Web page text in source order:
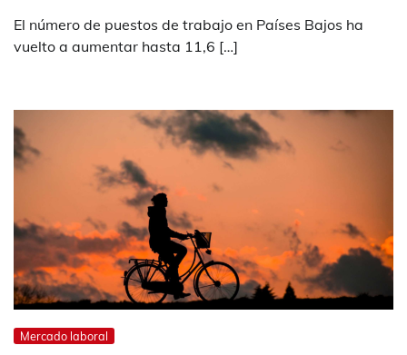
El número de puestos de trabajo en Países Bajos ha
vuelto a aumentar hasta 11,6 […]
Mercado laboral